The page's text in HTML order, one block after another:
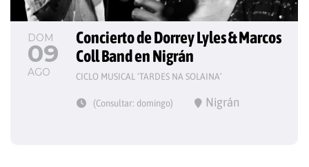
DOM
09
AGO
Concierto de Dorrey Lyles & Marcos
Coll Band en Nigrán
CICLO MUSICAL ‘TARDES NA SOLAINA’
(Consultar: domingo) Nigrán